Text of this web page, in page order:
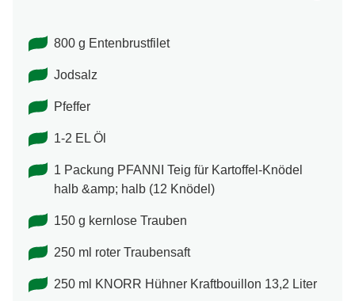
800 g Entenbrustfilet
Jodsalz
Pfeffer
1-2 EL Öl
1 Packung PFANNI Teig für Kartoffel-Knödel
halb &amp; halb (12 Knödel)
150 g kernlose Trauben
250 ml roter Traubensaft
250 ml KNORR Hühner Kraftbouillon 13,2 Liter